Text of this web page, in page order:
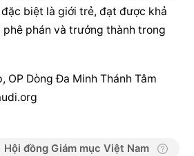
biệt là giới trẻ, đạt được khả
phê phán và trưởng thành trong
OP Dòng Đa Minh Thánh Tâm
Hội đồng Giám mục Việt Nam